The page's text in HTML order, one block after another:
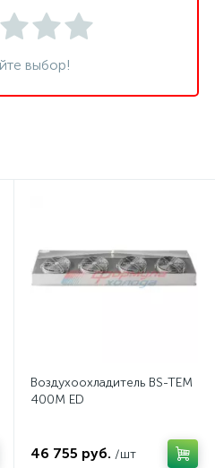
30
выбор!
Воздухоохладитель BS-TEM
400M ED
46 755 руб. /шт